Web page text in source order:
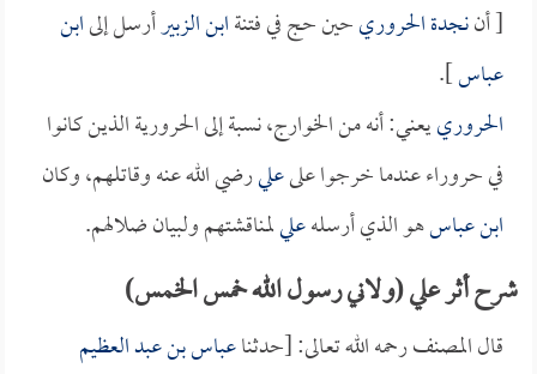
[ أننجدة الحروريحين حج في فتنةابن الزبيرأرسل إلىابن
عباس].
الحرورييعني: أنه من الخوارج، نسبة إلى الحرورية الذين كانوا
في حروراء عندما خرجوا علىعليرضي الله عنه وقاتلهم، وكان
ابن عباسهو الذي أرسلهعليلمناقشتهم ولبيان ضلالهم.
شرح أثر علي (ولاني رسول الله خمس الخمس)
قال المصنف رحمه الله تعالى: [حدثناعباس بن عبد العظيم